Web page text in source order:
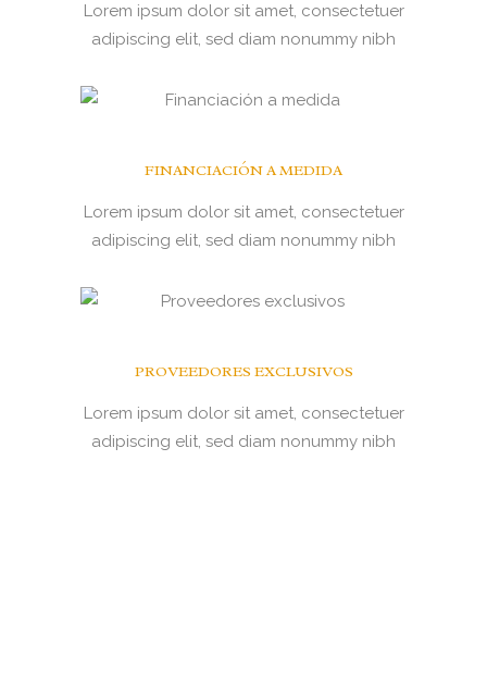
Lorem ipsum dolor sit amet, consectetuer
adipiscing elit, sed diam nonummy nibh
FINANCIACIÓN A MEDIDA
Lorem ipsum dolor sit amet, consectetuer
adipiscing elit, sed diam nonummy nibh
PROVEEDORES EXCLUSIVOS
Lorem ipsum dolor sit amet, consectetuer
adipiscing elit, sed diam nonummy nibh